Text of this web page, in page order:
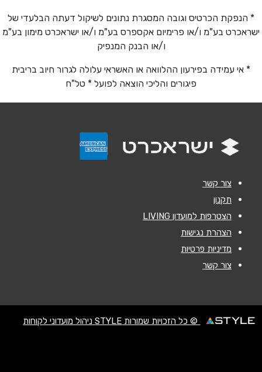
אנא חזרו אלי בקשר ל...
* הנפקת הכרטיס וגובה המסגרת נתונים לשיקול דעתה הבלעדי של
ישראכרט בע"מ ו/או פרימיום אקספרס בע"מ ו/או ישראכרט מימון בע"מ
ו/או הבנק המנפיק
* אי עמידה בפירעון ההלוואה או האשראי עלולה לגרור חיוב בריבית
פיגורים והליכי הוצאה לפועל * טל"ח
צור קשר
תקנון
הצטרפות למועדון LIVING
הצהרת נגישות
מדיניות פרטיות
צור קשר
© כל הזכויות שמורות STYLE ניהול מועדוני לקוחות